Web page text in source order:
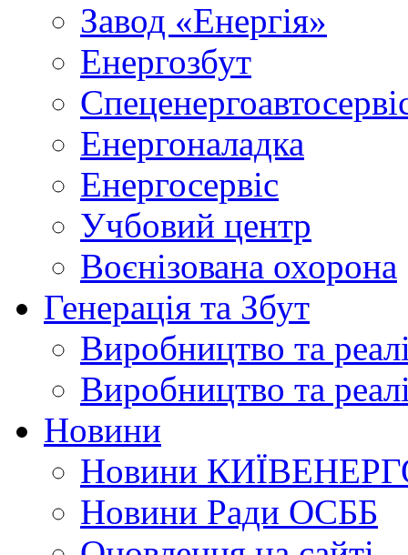
Завод «Енергія»
Енергозбут
Енергоналадка
Енергосервіс
Учбовий центр
Воєнізована охорона
Генерація та Збут
Виробництво та
Виробництво та
Новини
Новини
Новини Ради ОСББ